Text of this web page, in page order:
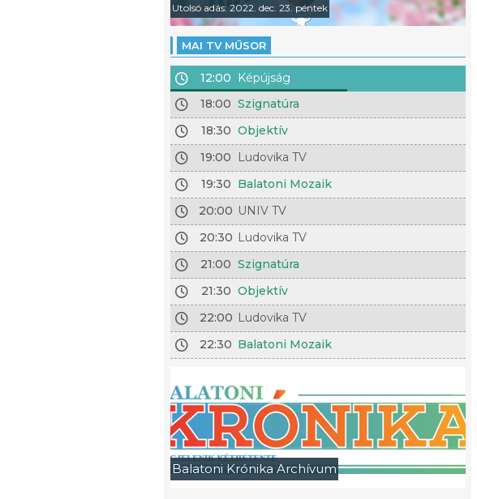
Utolsó adás: 2022. dec. 23. péntek
MAI TV MŰSOR
12:00
Képújság
18:00 Szignatúra
18:30 Objektív
19:00
Ludovika TV
19:30 Balatoni Mozaik
20:00 UNIV TV
20:30 Ludovika TV
21:00 Szignatúra
21:30 Objektív
22:00 Ludovika TV
22:30 Balatoni Mozaik
Balatoni Krónika Archívum